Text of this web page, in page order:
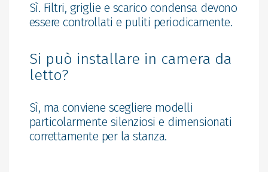
Sì. Filtri, griglie e scarico condensa devono
essere controllati e puliti periodicamente.
Si può installare in camera da
letto?
Sì, ma conviene scegliere modelli
particolarmente silenziosi e dimensionati
correttamente per la stanza.